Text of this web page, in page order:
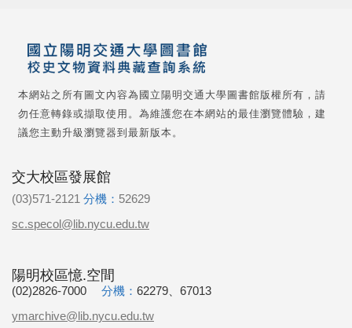
本網站之所有圖文內容為國立陽明交通大學圖書館版權所有，請
勿任意轉錄或擷取使用。為維護您在本網站的最佳瀏覽體驗，建
議您主動升級瀏覽器到最新版本。
交大校區發展館
(03)571-2121 分機： 52629
sc.specol@lib.nycu.edu.tw
陽明校區憶.空間
(02)2826-7000 分機： 62279、67013
ymarchive@lib.nycu.edu.tw